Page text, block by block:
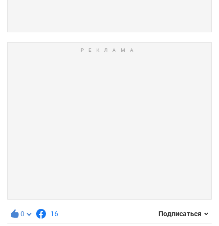
0 16 Подписаться